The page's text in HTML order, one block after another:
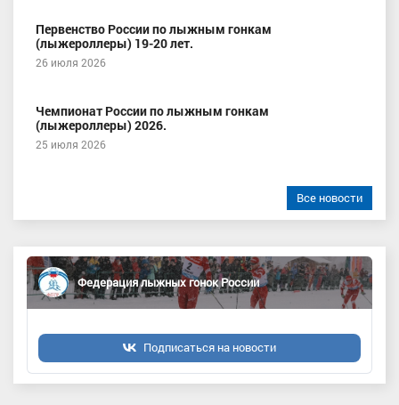
Первенство России по лыжным гонкам
(лыжероллеры) 19-20 лет.
26 июля 2026
Чемпионат России по лыжным гонкам
(лыжероллеры) 2026.
25 июля 2026
Все новости
Федерация лыжных гонок России
Подписаться на новости